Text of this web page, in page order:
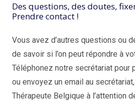
Des questions, des doutes,
Prendre contact !
Vous avez d’autres questions ou
de savoir si l’on peut répondre à
Téléphonez notre secrétariat pour
ou envoyez un email au
Thérapeute Belgique à l’attention